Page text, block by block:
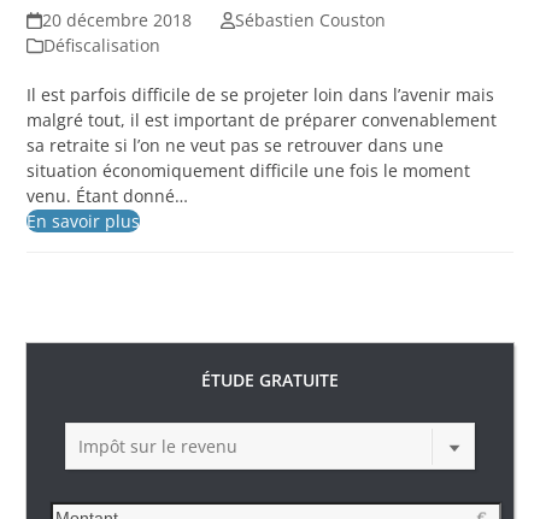
20 décembre 2018
Sébastien Couston
Défiscalisation
Il est parfois difficile de se projeter loin dans l’avenir mais
malgré tout, il est important de préparer convenablement
sa retraite si l’on ne veut pas se retrouver dans une
situation économiquement difficile une fois le moment
venu. Étant donné…
En savoir plus
ÉTUDE GRATUITE
Impôt sur le revenu